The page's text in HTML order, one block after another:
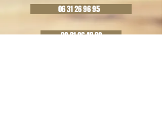
06 31 26 96 95
09 81 26 48 82